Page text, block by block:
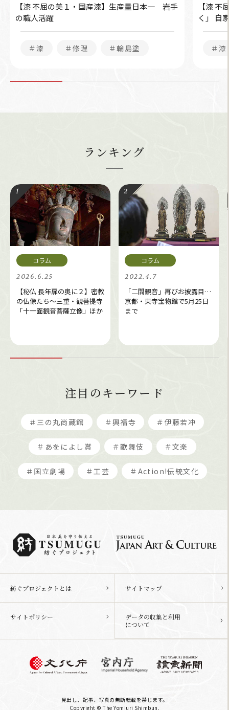
【漆 不屈の美１・国産漆】生産量日本一 岩手
の職人活躍
＃漆 ＃修理 ＃輪島塗
【漆
く」 自
＃漆
ランキング
2026.6.25
【秘仏 長年扉の奥に２】密教
の仏像たち～三重・観菩提寺
「十一面観音菩薩立像」ほか
2022.4.7
「二間観音」再びお披露目…
京都・東寺宝物館で5月25日
まで
注目のキーワード
＃三の丸尚蔵館 ＃興福寺 ＃伊藤若冲
＃あをによし賞 ＃歌舞伎 ＃文楽
＃国立劇場 ＃工芸 ＃Action!伝統文化
紡ぐプロジェクトとは サイトマップ
サイトポリシー
データの収集と利用
について
見出し、記事、写真の無断転載を禁じます。
Copyright © The Yomiuri Shimbun.